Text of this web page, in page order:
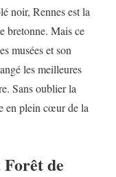
noir, Rennes est la
bretonne. Mais ce
musées et son
les meilleures
Sans oublier la
en plein cœur de la
de